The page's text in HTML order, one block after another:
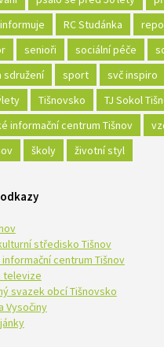
RC Studánka
senioři sociální péče
sdružení
sport svč inspiro
Tišnovsko
TJ Sokol
informační centrum Tišnov
školy životní styl
středisko Tišnov
centrum Tišnov
televize
svazek obcí Tišnovsko
Vysočiny